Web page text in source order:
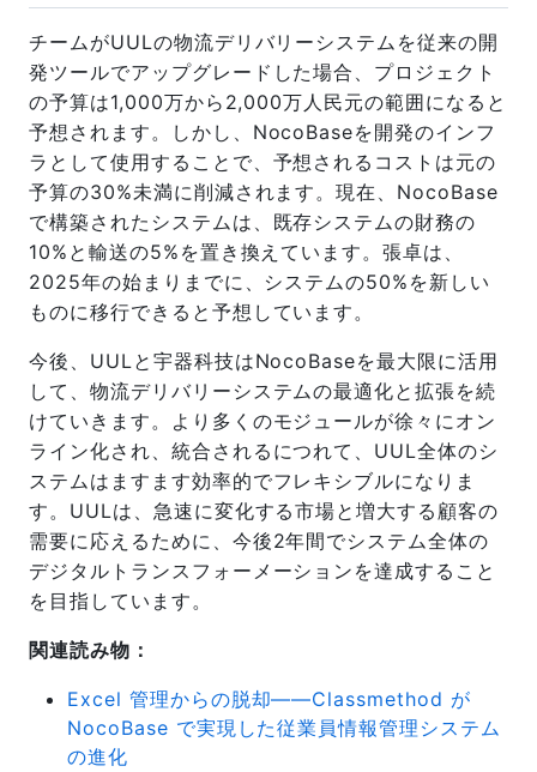
チームがUULの物流デリバリーシステムを従来の開
発ツールでアップグレードした場合、プロジェクト
の予算は1,000万から2,000万人民元の範囲になると
予想されます。しかし、NocoBaseを開発のインフ
ラとして使用することで、予想されるコストは元の
予算の30%未満に削減されます。現在、NocoBase
で構築されたシステムは、既存システムの財務の
10%と輸送の5%を置き換えています。張卓は、
2025年の始まりまでに、システムの50%を新しい
ものに移行できると予想しています。
今後、UULと宇器科技はNocoBaseを最大限に活用
して、物流デリバリーシステムの最適化と拡張を続
けていきます。より多くのモジュールが徐々にオン
ライン化され、統合されるにつれて、UUL全体のシ
ステムはますます効率的でフレキシブルになりま
す。UULは、急速に変化する市場と増大する顧客の
需要に応えるために、今後2年間でシステム全体の
デジタルトランスフォーメーションを達成すること
を目指しています。
関連読み物：
Excel 管理からの脱却――Classmethod が
NocoBase で実現した従業員情報管理システム
の進化